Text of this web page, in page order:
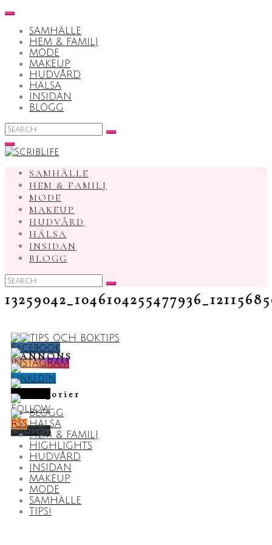
Skip
content
SAMHÄLLE
HEM & FAMILJ
MODE
MAKEUP
HUDVÅRD
HÄLSA
INSIDAN
BLOGG
Search
for:
SAMHÄLLE
HEM & FAMILJ
MODE
MAKEUP
HUDVÅRD
HÄLSA
INSIDAN
BLOGG
Search
for:
ANNONS
Kategorier
BLOGG
HÄLSA
HEM & FAMILJ
HIGHLIGHTS
HUDVÅRD
INSIDAN
MAKEUP
MODE
SAMHÄLLE
TIPS!